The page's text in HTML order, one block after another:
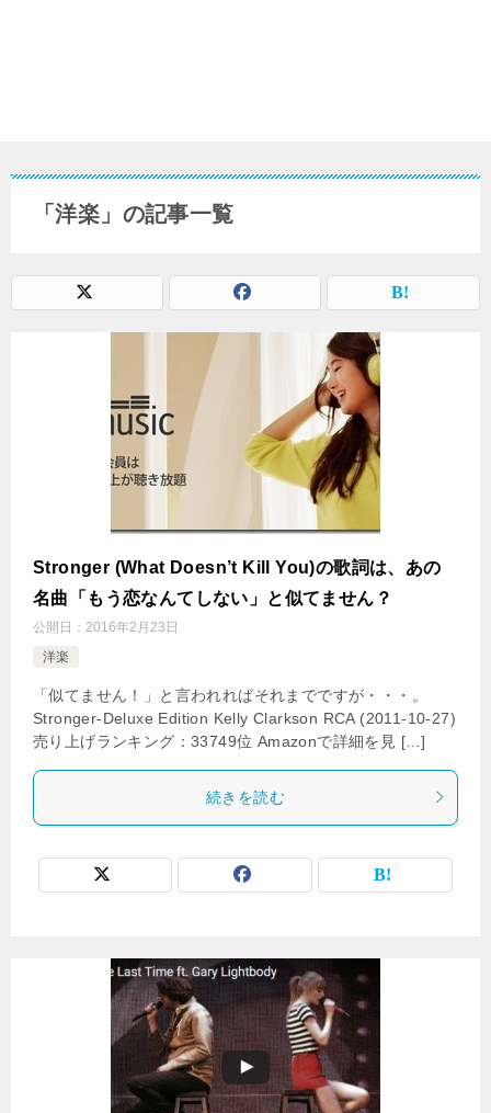
「洋楽」の記事一覧
Stronger (What Doesn’t Kill You)の歌詞は、あの
名曲「もう恋なんてしない」と似てません？
公開日： 2016年2月23日
洋楽
「似てません！」と言われればそれまでですが・・・。
Stronger-Deluxe Edition Kelly Clarkson RCA (2011-10-27)
売り上げランキング：33749位 Amazonで詳細を見 […]
続きを読む